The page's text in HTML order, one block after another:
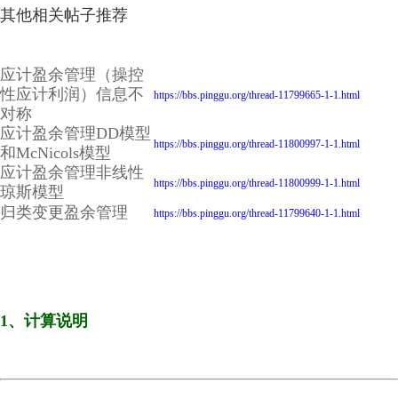
其他相关帖子推荐
应计盈余管理（操控
性应计利润）信息不
对称
https://bbs.pinggu.org/thread-11799665-1-1.html
应计盈余管理DD模型
和McNicols模型
https://bbs.pinggu.org/thread-11800997-1-1.html
应计盈余管理非线性
琼斯模型
https://bbs.pinggu.org/thread-11800999-1-1.html
归类变更盈余管理 https://bbs.pinggu.org/thread-11799640-1-1.html
1、计算说明